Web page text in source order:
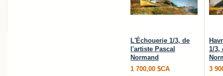
L'Échouerie 1/3, de
l'artiste Pascal
Normand
1 700,00 $CA
1/3,
3